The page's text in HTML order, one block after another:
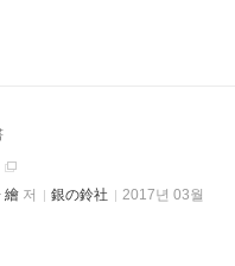
繪 저 銀の鈴社 2017년 03월